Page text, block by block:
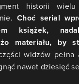
historii wielu
Choć serial
książek,
materiału, by
widzów pełna
nawet dziesięć